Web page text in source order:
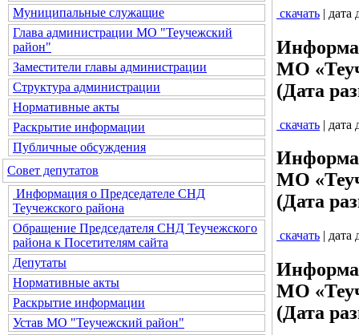
Муниципальные служащие
Глава администрации МО "Теучежский
район"
Заместители главы администрации
Структура администрации
Нормативные акты
Раскрытие информации
Публичные обсуждения
Совет депутатов
Информация о Председателе СНД
Теучежского района
Обращение Председателя СНД Теучежского
района к Посетителям сайта
Депутаты
Нормативные акты
Раскрытие информации
Устав МО "Теучежский район"
скачать | дата
МО
(Дата
скачать | дата
МО
(Дата
скачать | дата
МО
(Дата